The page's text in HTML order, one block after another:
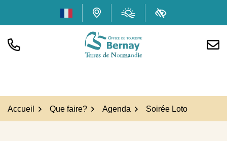
Carte interactive
Météo
(ouverture
Accessibilité
TÉL. Office de tourisme
Accueil Que faire? Agenda Soirée Loto